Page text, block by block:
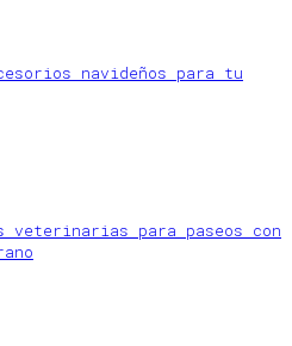
navideños para tu
veterinarias para paseos con